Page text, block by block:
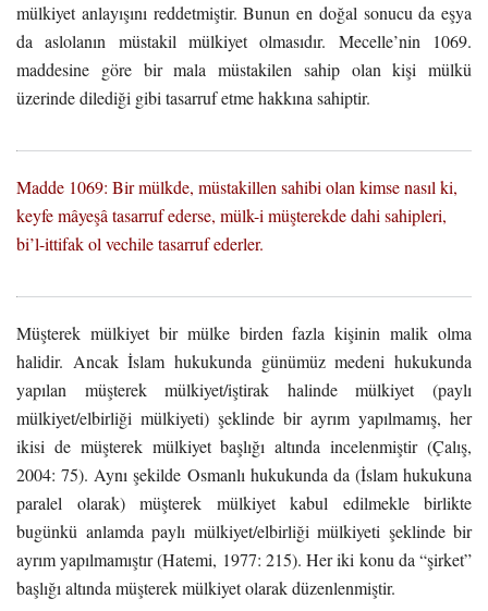
mülkiyet anlayışını reddetmiştir. Bunun en doğal sonucu da eşya
da aslolanın müstakil mülkiyet olmasıdır. Mecelle’nin 1069.
maddesine göre bir mala müstakilen sahip olan kişi mülkü
üzerinde dilediği gibi tasarruf etme hakkına sahiptir.
Madde 1069: Bir mülkde, müstakillen sahibi olan kimse nasıl ki,
keyfe mâyeşâ tasarruf ederse, mülk-i müşterekde dahi sahipleri,
bi’l-ittifak ol vechile tasarruf ederler.
Müşterek mülkiyet bir mülke birden fazla kişinin malik olma
halidir. Ancak İslam hukukunda günümüz medeni hukukunda
yapılan müşterek mülkiyet/iştirak halinde mülkiyet (paylı
mülkiyet/elbirliği mülkiyeti) şeklinde bir ayrım yapılmamış, her
ikisi de müşterek mülkiyet başlığı altında incelenmiştir (Çalış,
2004: 75). Aynı şekilde Osmanlı hukukunda da (İslam hukukuna
paralel olarak) müşterek mülkiyet kabul edilmekle birlikte
bugünkü anlamda paylı mülkiyet/elbirliği mülkiyeti şeklinde bir
ayrım yapılmamıştır (Hatemi, 1977: 215). Her iki konu da “şirket”
başlığı altında müşterek mülkiyet olarak düzenlenmiştir.